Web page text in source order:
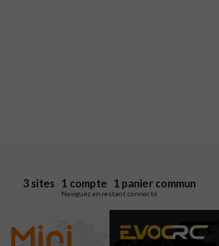
3 sites 1 compte 1 panier commun
Naviguez en restant connecté